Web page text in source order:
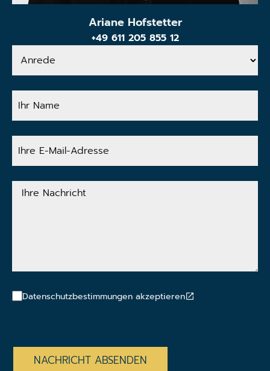
Ariane Hofstetter
+49 611 205 855 12
Anrede
Ihr
Name
Ihre
E-
Adresse
Ihre
Nachricht
Datenschutzbestimmungen akzeptieren